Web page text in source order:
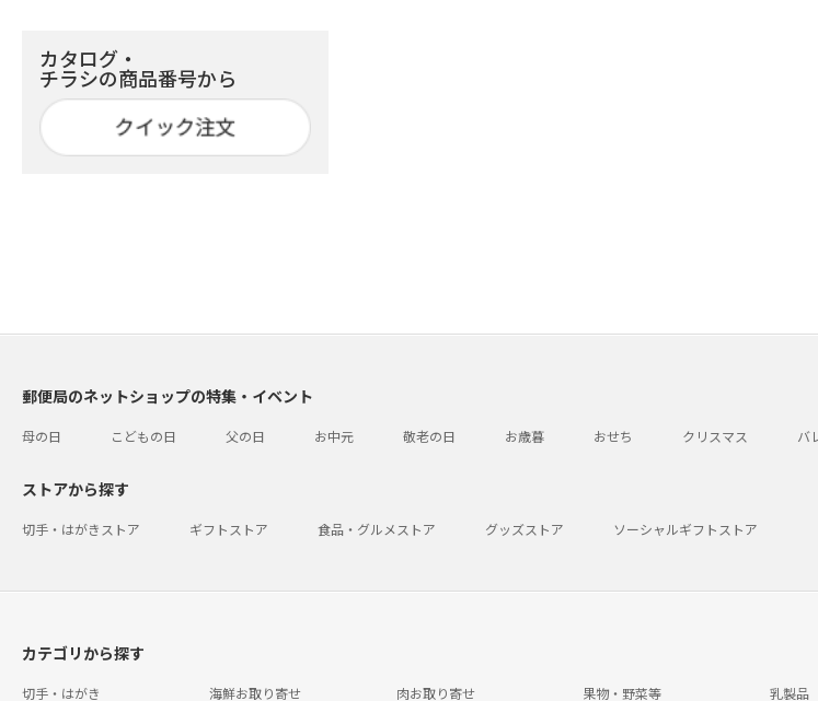
カタログ・
チラシの商品番号から
郵便局のネットショップの特集・イベント
母の日 こどもの日 父の日 お中元 敬老の日 お歳暮 おせち クリスマス バ
ストアから探す
切手・はがきストア ギフトストア 食品・グルメストア グッズストア ソーシャルギフトストア
カテゴリから探す
切手・はがき 海鮮お取り寄せ 肉お取り寄せ 果物・野菜等 乳製品